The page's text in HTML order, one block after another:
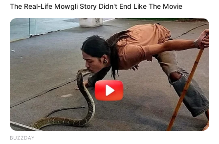
The Real-Life Mowgli Story Didn't End Like The Movie
BUZZDAY